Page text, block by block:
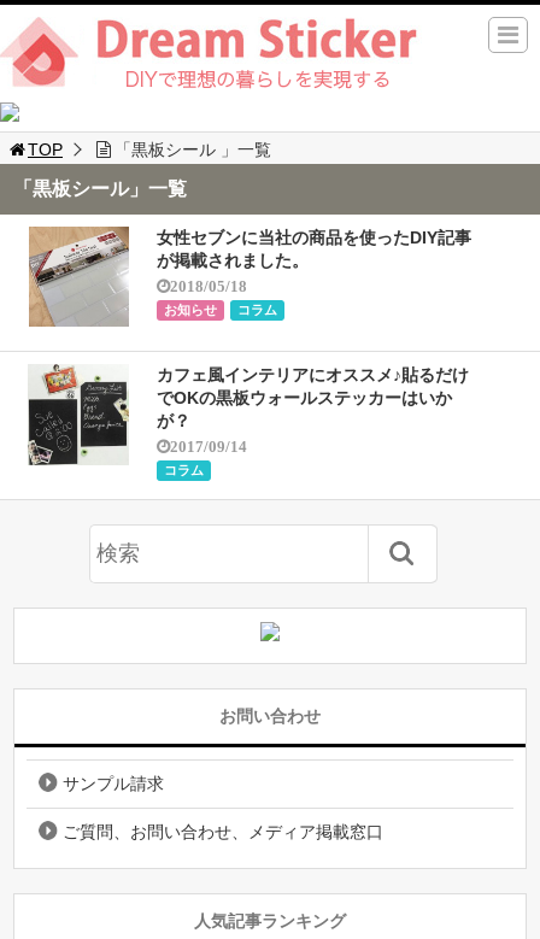
TOP 「黒板シール 」一覧
「黒板シール」一覧
女性セブンに当社の商品を使ったDIY記事
が掲載されました。
2018/05/18
お知らせ コラム
カフェ風インテリアにオススメ♪貼るだけ
でOKの黒板ウォールステッカーはいか
が？
2017/09/14
コラム
お問い合わせ
サンプル請求
ご質問、お問い合わせ、メディア掲載窓口
人気記事ランキング